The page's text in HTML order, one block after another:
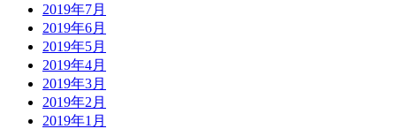
2019年7月
2019年6月
2019年5月
2019年4月
2019年3月
2019年2月
2019年1月